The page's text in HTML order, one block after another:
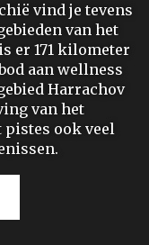
vind je tevens
van het
er 171 kilometer
aan wellness
Harrachov
van het
pistes ook veel